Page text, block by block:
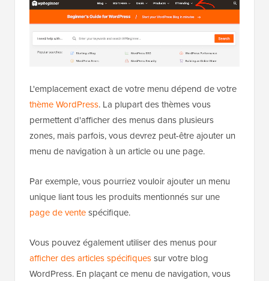
L'emplacement exact de votre menu dépend de votre
thème WordPress. La plupart des thèmes vous
permettent d'afficher des menus dans plusieurs
zones, mais parfois, vous devrez peut-être ajouter un
menu de navigation à un article ou une page.
Par exemple, vous pourriez vouloir ajouter un menu
unique liant tous les produits mentionnés sur une
page de ventespécifique.
Vous pouvez également utiliser des menus pour
afficher des articles spécifiquessur votre blog
WordPress. En plaçant ce menu de navigation, vous